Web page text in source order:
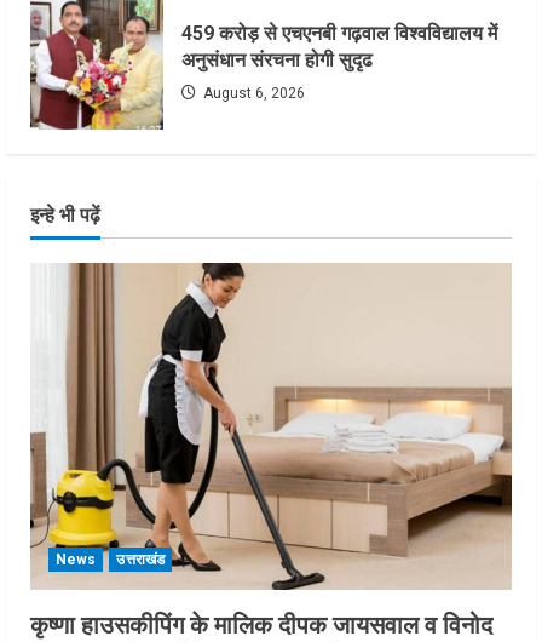
459 करोड़ से एचएनबी गढ़वाल विश्वविद्यालय में
अनुसंधान संरचना होगी सुदृढ
August 6, 2026
इन्हे भी पढ़ें
News उत्तराखंड
कृष्णा हाउसकीपिंग के मालिक दीपक जायसवाल व विनोद